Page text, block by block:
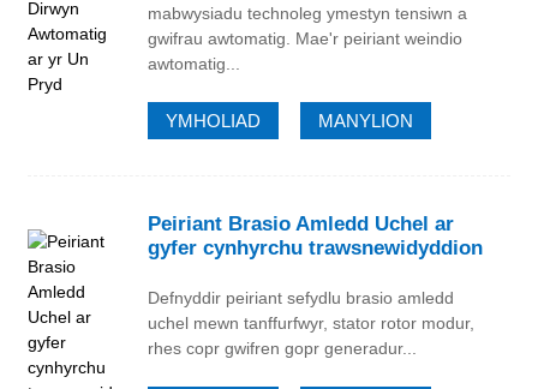
mabwysiadu technoleg ymestyn tensiwn a
gwifrau awtomatig. Mae'r peiriant weindio
awtomatig...
YMHOLIAD MANYLION
Peiriant Brasio Amledd Uchel ar
gyfer cynhyrchu trawsnewidyddion
Defnyddir peiriant sefydlu brasio amledd
uchel mewn tanffurfwyr, stator rotor modur,
rhes copr gwifren gopr generadur...